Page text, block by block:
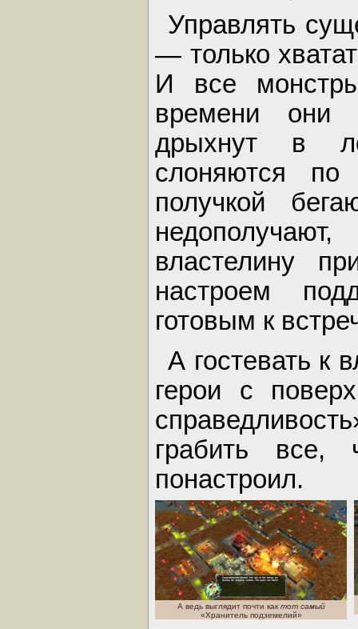
Управлять
— только
И все
времени они
дрыхнут в
слоняются
получкой
властелину
настроем
готовым к
А гостевать к
герои с
грабить все,
понастроил.
А ведь выглядит почти как тот самый
«Хранитель подземелий»